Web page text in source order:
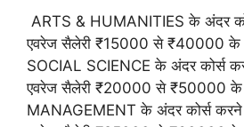
ARTS & HUMANITIES के अंदर
एवरेज सैलेरी ₹15000 से ₹40000 के
SOCIAL SCIENCE के अंदर कोर्स
एवरेज सैलेरी ₹20000 से ₹50000 के
MANAGEMENT के अंदर कोर्स करने